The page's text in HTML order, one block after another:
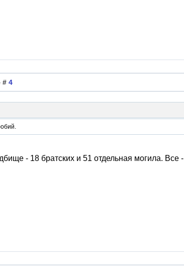
# 4
- 18 братских и 51 отдельная могила. Все -